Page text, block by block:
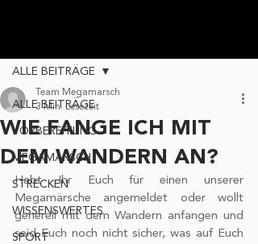
ALLE BEITRÄGE
VORBEREITUNG
MEGAMARSCH
STRECKEN
WISSENSWERTES
SPORT
ALLE BEITRÄGE
WIE FANGE ICH MIT
DEM WANDERN AN?
Team Megamarsch
3 Min. Lesezeit
Habt Ihr Euch für einen unserer
Megamärsche angemeldet oder wollt
generell mit dem Wandern anfangen und
seid Euch noch nicht sicher, was auf Euch